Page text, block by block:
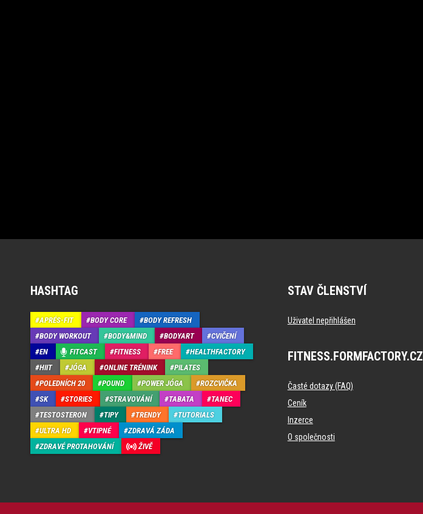
HASHTAG
APRÉS-FIT BODY CORE
BODY REFRESH
BODY WORKOUT
BODY&MIND BODYART
CVIČENÍ
EN
FITCAST FITNESS FREE
HEALTHFACTORY
HIIT
JÓGA ONLINE TRÉNINK
PILATES
POLEDNÍCH 20
POUND POWER JÓGA
ROZCVIČKA
SK
STORIES STRAVOVÁNÍ TABATA
TANEC
TESTOSTERON
TIPY TRENDY
TUTORIALS
ULTRA HD
VTIPNÉ
ZDRAVÁ ZÁDA
ZDRAVÉ PROTAHOVÁNÍ
ŽIVĚ
STAV ČLENSTVÍ
Uživatel nepřihlášen
FITNESS.FORMFACTORY.CZ
Časté dotazy (FAQ)
Ceník
Inzerce
O společnosti